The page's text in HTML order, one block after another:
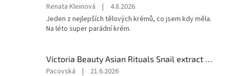
Hodnocení
produktu
je
5
hvězdiček.
Renata Kleinová |
4.8.2026
Jeden z nejlepších tělových krémů, co jsem kdy měla.
Na léto super parádní krém.
Hodnocení
Pacovská |
21.6.2026